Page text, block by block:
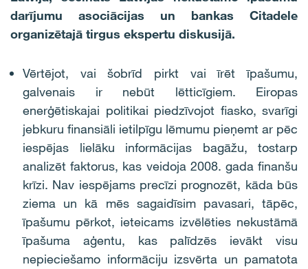
darījumu asociācijas un bankas Citadele
organizētajā tirgus ekspertu diskusijā.
Vērtējot, vai šobrīd pirkt vai īrēt īpašumu,
galvenais ir nebūt lētticīgiem. Eiropas
enerģētiskajai politikai piedzīvojot fiasko, svarīgi
jebkuru finansiāli ietilpīgu lēmumu pieņemt ar pēc
iespējas lielāku informācijas bagāžu, tostarp
analizēt faktorus, kas veidoja 2008. gada finanšu
krīzi. Nav iespējams precīzi prognozēt, kāda būs
ziema un kā mēs sagaidīsim pavasari, tāpēc,
īpašumu pērkot, ieteicams izvēlēties nekustāmā
īpašuma aģentu, kas palīdzēs ievākt visu
nepieciešamo informāciju izsvērta un pamatota